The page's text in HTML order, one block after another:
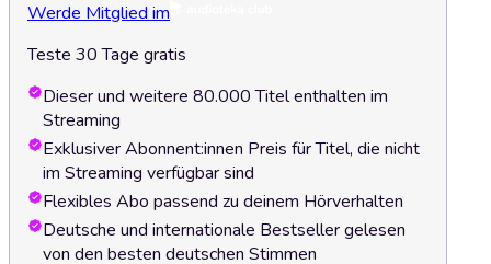
Werde Mitglied im
Teste 30 Tage gratis
Dieser und weitere 80.000 Titel enthalten im
Streaming
Exklusiver Abonnent:innen Preis für Titel, die nicht
im Streaming verfügbar sind
Flexibles Abo passend zu deinem Hörverhalten
Deutsche und internationale Bestseller gelesen
von den besten deutschen Stimmen